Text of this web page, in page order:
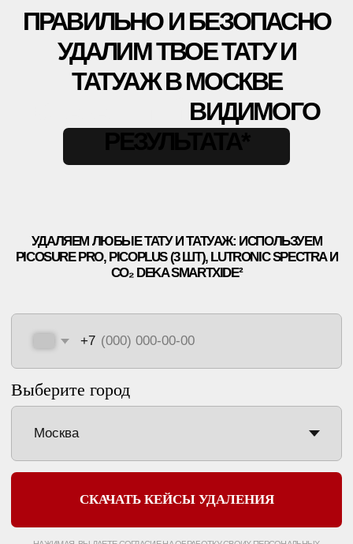
ПОСМОТРИТЕ КАК ЛЮДИ
УДАЛЯЮТ ТАТУ И ТАТУАЖ В
НАШЕЙ КЛИНИКЕ
НАЖИМАЯ, ВЫ ДАЕТЕ СОГЛАСИЕ НА ОБРАБОТКУ СВОИХ ПЕРСОНАЛЬНЫХ
ДАННЫХ
+7
ЛЕГКО И УДОБНО
КАК ДО НАС ДОБРАТЬСЯ?